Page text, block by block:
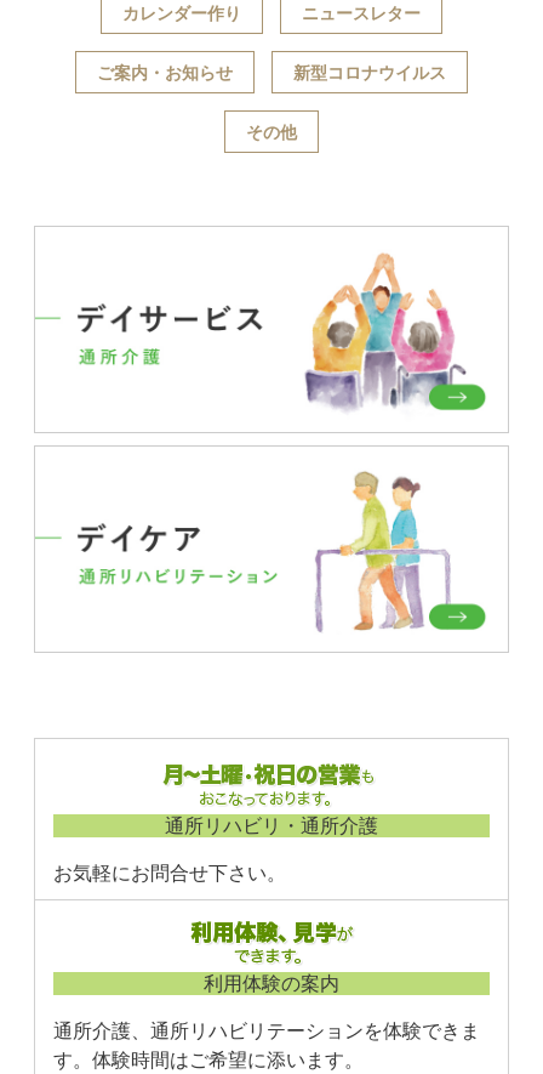
カレンダー作り ニュースレター
ご案内・お知らせ 新型コロナウイルス
その他
通所リハビリ・通所介護
お気軽にお問合せ下さい。
利用体験の案内
通所介護、通所リハビリテーションを体験できま
す。体験時間はご希望に添います。